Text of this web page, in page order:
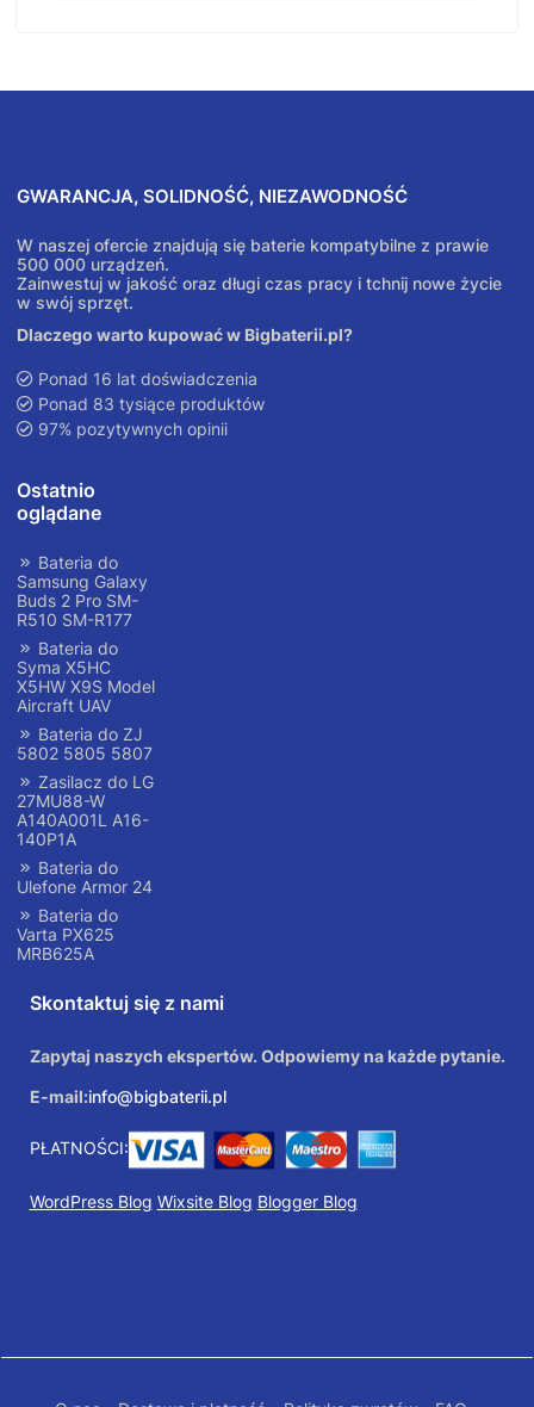
GWARANCJA, SOLIDNOŚĆ, NIEZAWODNOŚĆ
W naszej ofercie znajdują się baterie kompatybilne z prawie
500 000 urządzeń.
Zainwestuj w jakość oraz długi czas pracy i tchnij nowe życie
w swój sprzęt.
Dlaczego warto kupować w Bigbaterii.pl?
Ponad 16 lat doświadczenia
Ponad 83 tysiące produktów
97% pozytywnych opinii
Ostatnio
oglądane
Bateria do
Samsung Galaxy
Buds 2 Pro SM-
R510 SM-R177
Bateria do
Syma X5HC
X5HW X9S Model
Aircraft UAV
Bateria do ZJ
5802 5805 5807
Zasilacz do LG
27MU88-W
A140A001L A16-
140P1A
Bateria do
Ulefone Armor 24
Bateria do
Varta PX625
MRB625A
Skontaktuj się z nami
Zapytaj naszych ekspertów. Odpowiemy na każde pytanie.
E-mail:info@bigbaterii.pl
PŁATNOŚCI:
WordPress Blog Wixsite Blog Blogger Blog